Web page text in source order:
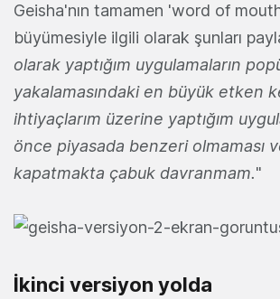
Geisha'nın tamamen 'word of
büyümesiyle ilgili olarak şunları
olarak yaptığım uygulamaların
yakalamasındaki en büyük etken
ihtiyaçlarım üzerine yaptığım
önce piyasada benzeri olmaması
kapatmakta çabuk davranmam."
İkinci versiyon yolda